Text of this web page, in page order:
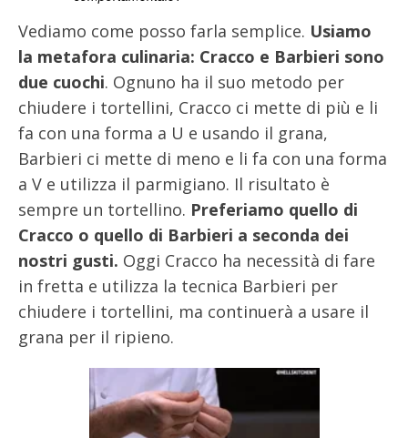
Vediamo come posso farla semplice. Usiamo
la metafora culinaria: Cracco e Barbieri sono
due cuochi. Ognuno ha il suo metodo per
chiudere i tortellini, Cracco ci mette di più e li
fa con una forma a U e usando il grana,
Barbieri ci mette di meno e li fa con una forma
a V e utilizza il parmigiano. Il risultato è
sempre un tortellino. Preferiamo quello di
Cracco o quello di Barbieri a seconda dei
nostri gusti. Oggi Cracco ha necessità di fare
in fretta e utilizza la tecnica Barbieri per
chiudere i tortellini, ma continuerà a usare il
grana per il ripieno.